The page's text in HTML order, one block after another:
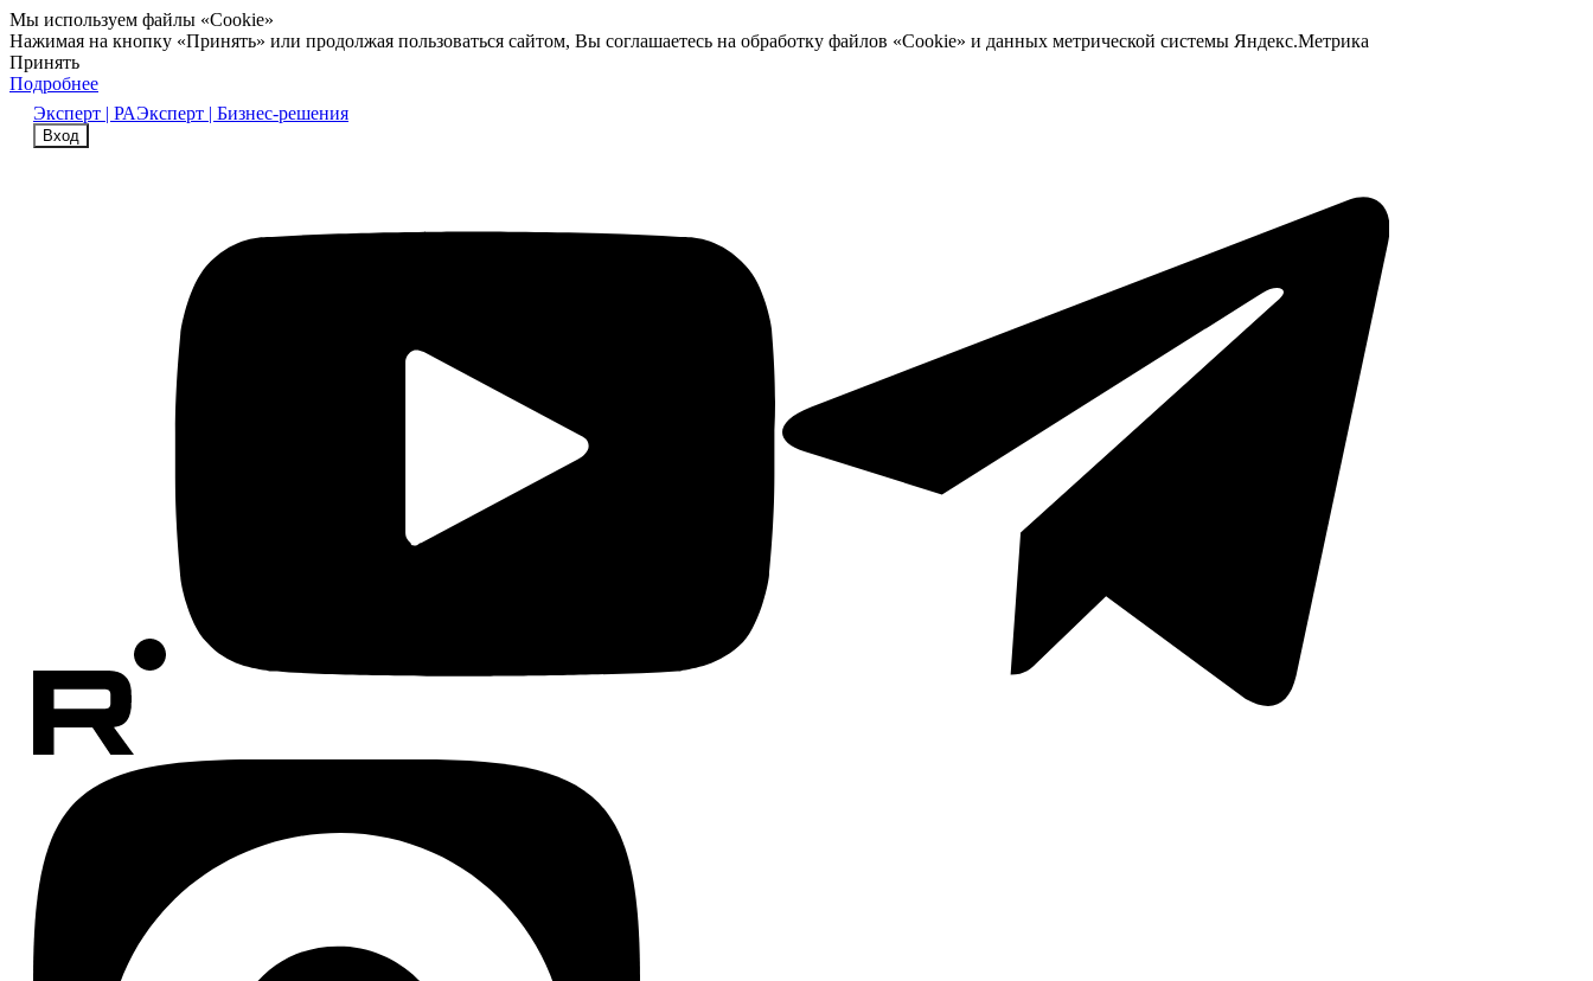
Мы используем файлы «Cookie»
Нажимая на кнопку «Принять» или продолжая пользоваться сайтом, Вы соглашаетесь на обработку файлов «Cookie» и данных метрической системы Яндекс.Метрика
Принять
Подробнее
Эксперт | РАЭксперт | Бизнес-решения
Вход